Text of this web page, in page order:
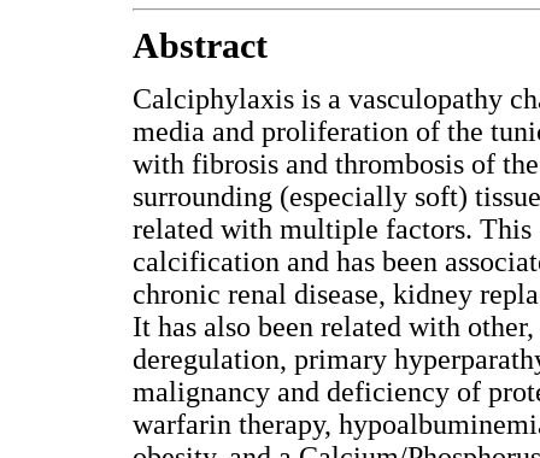
Abstract
Calciphylaxis is a vasculopathy
media and proliferation of the
with fibrosis and thrombosis of
surrounding (especially soft)
related with multiple factors. This
calcification and has been
chronic renal disease, kidney
It has also been related with
deregulation, primary
malignancy and deficiency of
warfarin therapy,